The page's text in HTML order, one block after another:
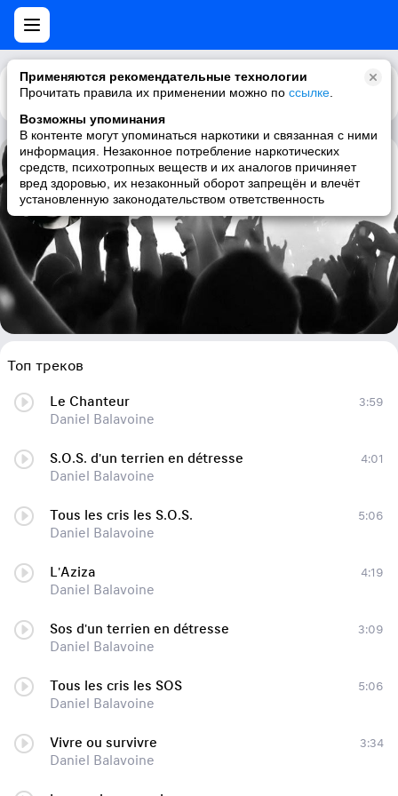
Применяются рекомендательные технологии
Прочитать правила их применении можно по ссылке
Возможны упоминания
В контенте могут упоминаться наркотики и связанная с ними
информация. Незаконное потребление наркотических
средств, психотропных веществ и их аналогов причиняет
вред здоровью, их незаконный оборот запрещён и влечёт
установленную законодательством ответственность
Каталог Рекомендации
Daniel Balavoine
chanson francaise, french, pop, 80s
Топ треков
Le Chanteur
Daniel Balavoine
3:59
S.O.S. d'un terrien en détresse
Daniel Balavoine
4:01
Tous les cris les S.O.S.
Daniel Balavoine
5:06
L'Aziza
Daniel Balavoine
4:19
Sos d'un terrien en détresse
Daniel Balavoine
3:09
Tous les cris les SOS
Daniel Balavoine
5:06
Vivre ou survivre
Daniel Balavoine
3:34